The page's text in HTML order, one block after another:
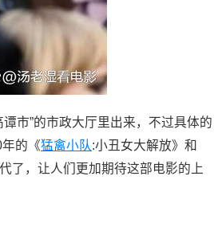
市”的市政大厅里出来，不过具体的
的《猛禽小队:小丑女大解放》和
了，让人们更加期待这部电影的上